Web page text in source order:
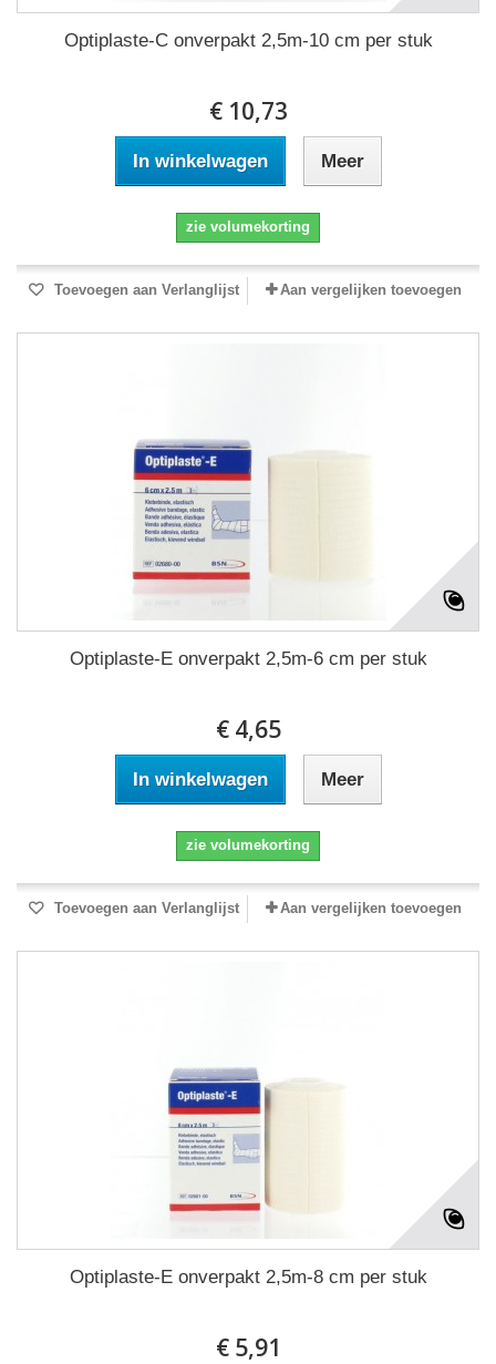
Optiplaste-C onverpakt 2,5m-10 cm per stuk
€ 10,73
In winkelwagen Meer
zie volumekorting
Toevoegen aan Verlanglijst Aan vergelijken toevoegen
Optiplaste-E onverpakt 2,5m-6 cm per stuk
€ 4,65
In winkelwagen Meer
zie volumekorting
Toevoegen aan Verlanglijst Aan vergelijken toevoegen
Optiplaste-E onverpakt 2,5m-8 cm per stuk
€ 5,91